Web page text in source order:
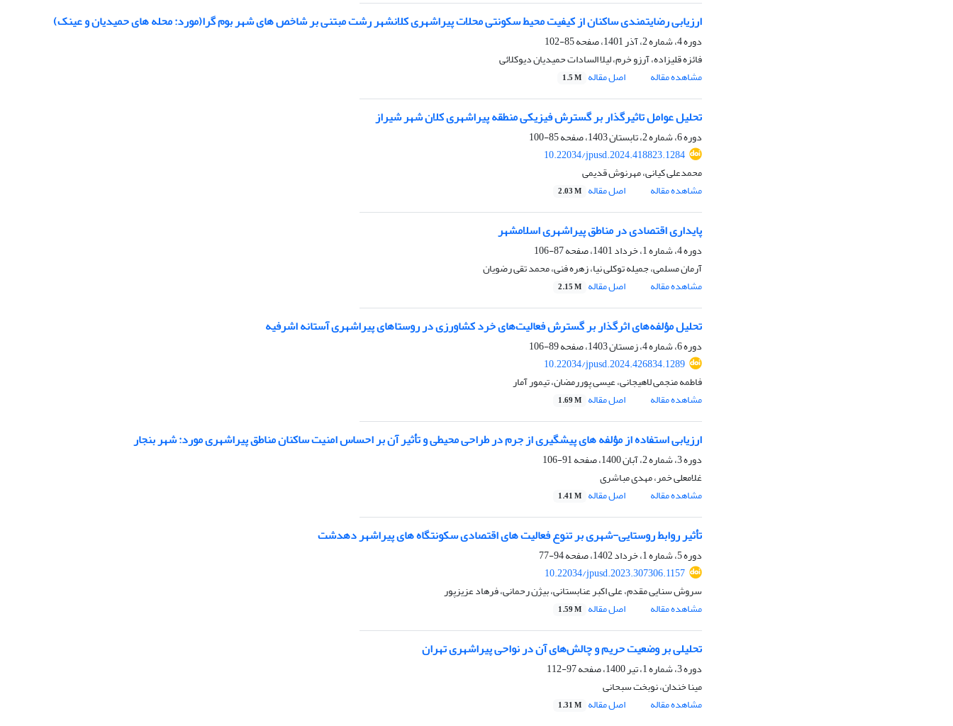
ارزیابی رضایتمندی ساکنان از کیفیت محیط سکونتی محلات پیراشهری کلانشهر رشت مبتنی بر شاخص های شهر بوم گرا(مورد: محله های حمیدیان و عینک)
دوره 4، شماره 2، آذر 1401، صفحه
85-102
فائزه قلیزاده، آرزو خرم، لیلا السادات حمیدیان دیوکلائی
مشاهده مقاله
اصل مقاله 1.5 M
تحلیل عوامل تاثیرگذار بر گسترش فیزیکی منطقه پیراشهری کلان شهر شیراز
دوره 6، شماره 2، تابستان 1403، صفحه
85-100
10.22034/jpusd.2024.418823.1284
محمدعلی کیانی، مهرنوش قدیمی
مشاهده مقاله
اصل مقاله 2.03 M
پایداری اقتصادی در مناطق پیراشهری اسلامشهر
دوره 4، شماره 1، خرداد 1401، صفحه
87-106
آرمان مسلمی، جمیله توکلی نیا، زهره فنی، محمد تقی رضویان
مشاهده مقاله
اصل مقاله 2.15 M
تحلیل مؤلفه‌های اثرگذار بر گسترش فعالیت‌های خرد کشاورزی در روستاهای پیراشهری آستانه اشرفیه
دوره 6، شماره 4، زمستان 1403، صفحه
89-106
10.22034/jpusd.2024.426834.1289
فاطمه منجمی لاهیجانی، عیسی پوررمضان، تیمور آمار
مشاهده مقاله
اصل مقاله 1.69 M
ارزیابی استفاده از مؤلفه های پیشگیری از جرم در طراحی محیطی و تأثیر آن بر احساس امنیت ساکنان مناطق پیراشهری مورد: شهر بنجار
دوره 3، شماره 2، آبان 1400، صفحه
91-106
غلامعلی خمر، مهدی مباشری
مشاهده مقاله
اصل مقاله 1.41 M
تأثیر روابط روستایی-شهری بر تنوع فعالیت های اقتصادی سکونتگاه های پیراشهر دهدشت
دوره 5، شماره 1، خرداد 1402، صفحه
94-77
10.22034/jpusd.2023.307306.1157
سروش سنایی مقدم، علی اکبر عنابستانی، بیژن رحمانی، فرهاد عزیزپور
مشاهده مقاله
اصل مقاله 1.59 M
تحلیلی بر وضعیت حریم و چالش‌های آن در نواحی پیراشهری تهران
دوره 3، شماره 1، تیر 1400، صفحه
97-112
مینا خندان، نوبخت سبحانی
مشاهده مقاله
اصل مقاله 1.31 M